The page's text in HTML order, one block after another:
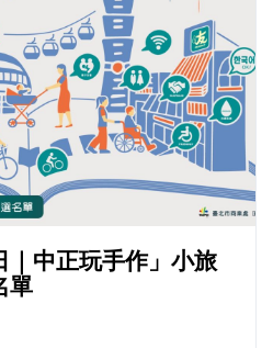
｜中正玩手作」小旅
單